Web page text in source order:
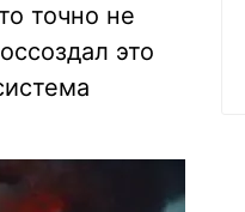
точно не
это